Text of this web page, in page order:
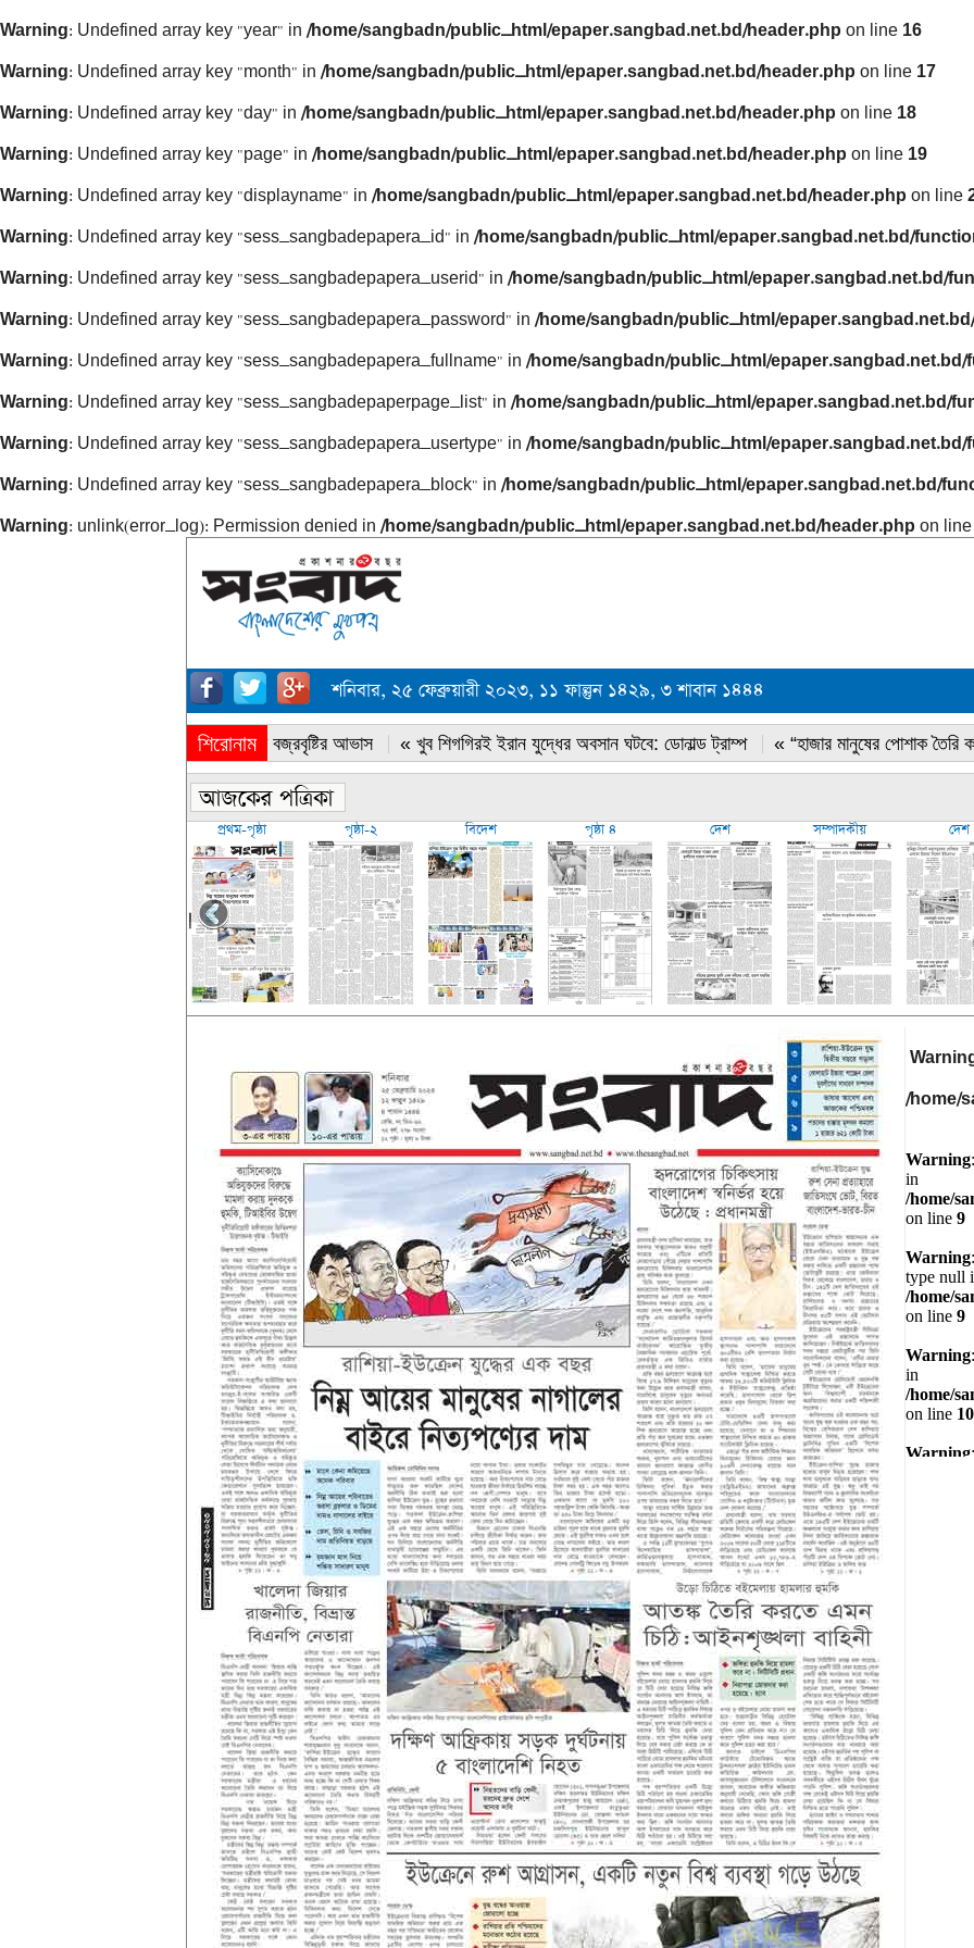
Warning: Undefined array key "year" in /home/sangbadn/public_html/epaper.sangbad.net.bd/header.php on line 16
Warning: Undefined array key "month" in /home/sangbadn/public_html/epaper.sangbad.net.bd/header.php on line 17
Warning: Undefined array key "day" in /home/sangbadn/public_html/epaper.sangbad.net.bd/header.php on line 18
Warning: Undefined array key "page" in /home/sangbadn/public_html/epaper.sangbad.net.bd/header.php on line 19
Warning: Undefined array key "displayname" in /home/sangbadn/public_html/epaper.sangbad.net.bd/header.php on line
Warning: Undefined array key "sess_sangbadepapera_id" in /home/sangbadn/public_html/epaper.sangbad.net.bd/
Warning: Undefined array key "sess_sangbadepapera_userid" in /home/sangbadn/public_html/epaper.sangbad.net.bd/
Warning: Undefined array key "sess_sangbadepapera_password" in /home/sangbadn/public_html/
Warning: Undefined array key "sess_sangbadepapera_fullname" in /home/sangbadn/public_html/
Warning: Undefined array key "sess_sangbadepaperpage_list" in /home/sangbadn/public_html/epaper.sangbad.net.bd/
Warning: Undefined array key "sess_sangbadepapera_usertype" in /home/sangbadn/public_html/
Warning: Undefined array key "sess_sangbadepapera_block" in /home/sangbadn/public_html/epaper.sangbad.net.bd/
Warning: unlink(error_log): Permission denied in /home/sangbadn/public_html/epaper.sangbad.net.bd/header.php on line
শনিবার, ২৫ ফেব্রুয়ারী ২০২৩, ১১ ফাল্গুন ১৪২৯, ৩ শাবান ১৪৪৪
শিরোনাম
« সারাদেশে বজ্রবৃষ্টির আভাস « খুব শিগগিরই ইরান যুদ্ধের অবসান ঘটবে: ডোনাল্ড ট্রাম্প « “হাজার মানুষের পোশাক তৈরি
প্রথম-পৃষ্ঠা পৃষ্ঠা-২ বিদেশ পৃষ্ঠা ৪ দেশ সম্পাদকীয় দেশ
/home/